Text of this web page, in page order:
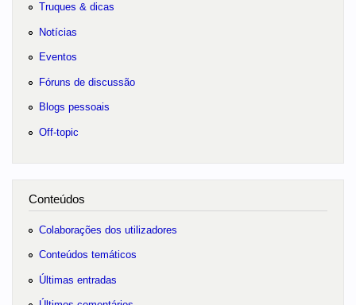
Truques & dicas
Notícias
Eventos
Fóruns de discussão
Blogs pessoais
Off-topic
Conteúdos
Colaborações dos utilizadores
Conteúdos temáticos
Últimas entradas